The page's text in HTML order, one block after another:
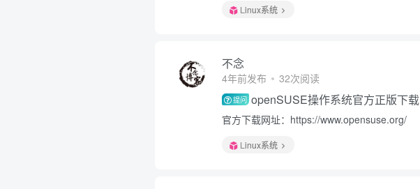
Linux系统
不念
4年前发布 32次阅读
提问 openSUSE操作系统官方正版下载
官方下载网址：https://www.opensuse.org/
Linux系统